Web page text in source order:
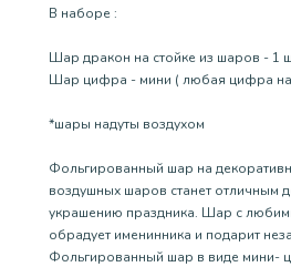
В наборе :
Шар дракон на стойке из шаров - 1
Шар цифра - мини ( любая цифра
*шары надуты воздухом
Фольгированный шар на
воздушных шаров станет отличным
украшению праздника. Шар с
обрадует именинника и подарит
Фольгированный шар в виде мини-